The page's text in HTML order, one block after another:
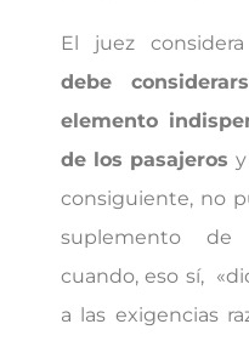
El juez
debe
elemento
de los pasajeros
consiguiente, no
suplemento de
cuando, eso sí,
a las exigencias